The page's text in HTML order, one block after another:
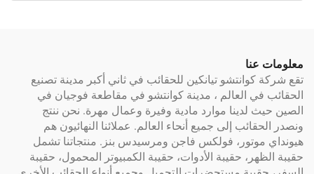
تيانكين للحقائب في ثاني أكبر مدينة تصنيع
العالم ، مدينة كوانتشو في مقاطعة فوجيان في
موارد مادية وفيرة وعمال مهرة. نحن ننتج
إلى جميع أنحاء العالم. عملائنا النهائيون هم
فولكس فاجن ومرسيدس بنز. منتجاتنا تشمل
حقيبة الأدوات، حقيبة الكمبيوتر المحمول، حقيبة